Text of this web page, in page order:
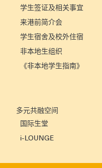
学生签证及相关事宜
来港前简介会
学生宿舍及校外住宿
非本地生组织
《非本地学生指南》
多元共融空间
国际生堂
i-LOUNGE